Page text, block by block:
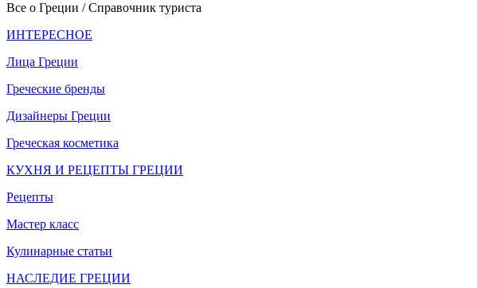
Все о Греции / Справочник туриста
ИНТЕРЕСНОЕ
Лица Греции
Греческие бренды
Дизайнеры Греции
Греческая косметика
КУХНЯ И РЕЦЕПТЫ ГРЕЦИИ
Рецепты
Мастер класс
Кулинарные статьи
НАСЛЕДИЕ ГРЕЦИИ